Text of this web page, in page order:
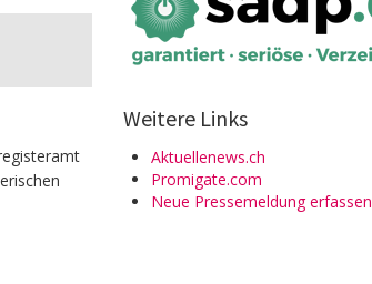
Weitere Links
Aktuellenews.ch
Promigate.com
Neue Pressemeldung erfassen